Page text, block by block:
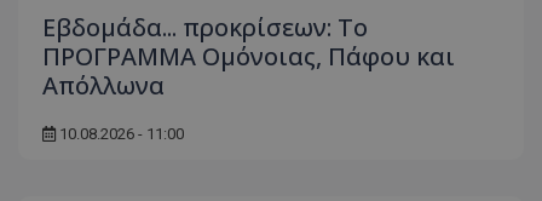
Εβδομάδα... προκρίσεων: Το
ΠΡΟΓΡΑΜΜΑ Ομόνοιας, Πάφου και
Απόλλωνα
10.08.2026 - 11:00